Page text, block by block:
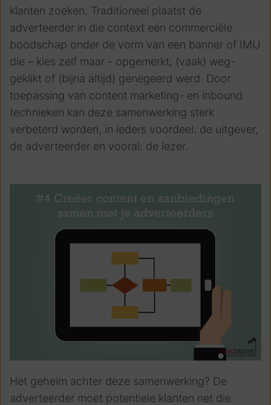
klanten zoeken. Traditioneel plaatst de
adverteerder in die context een commerciële
boodschap onder de vorm van een banner of IMU
die – kies zelf maar - opgemerkt, (vaak) weg-
geklikt of (bijna altijd) genegeerd werd. Door
toepassing van content marketing- en inbound
technieken kan deze samenwerking sterk
verbeterd worden, in ieders voordeel: de uitgever,
de adverteerder en vooral: de lezer.
Het geheim achter deze samenwerking? De
adverteerder moet potentiele klanten net die